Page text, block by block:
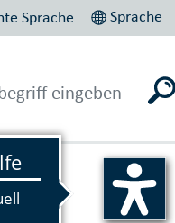
Sprache Sprache